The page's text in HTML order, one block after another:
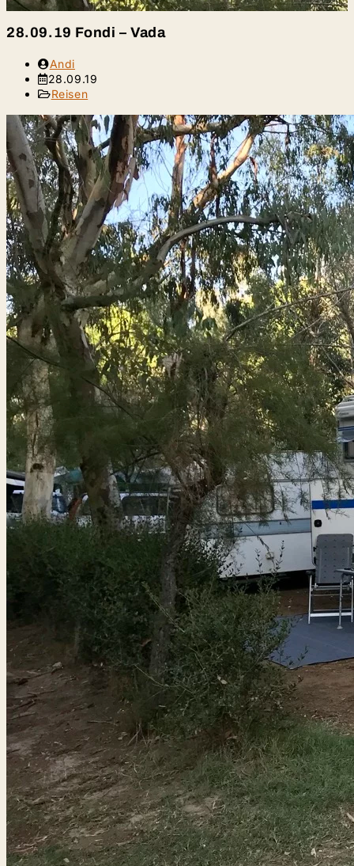
28.09.19 Fondi – Vada
Beitrags-
Autor:
Andi
Beitrag
veröffentlicht:
28.09.19
Beitrags-
Reisen